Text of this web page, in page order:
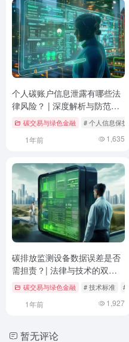
个人碳账户信息泄露有哪些法
律风险？ | 深度解析与防范建
议 碳交易与绿色金融 # 个人信息保护
1年前 1,635
碳排放监测设备数据误差是否
需担责？| 法律与技术的双重
审视碳交易与绿色金融 # 技术标准 #
1年前 1,927
暂无评论